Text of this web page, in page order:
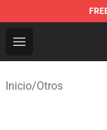
Open menu
Sleeping
Inicio/Otros